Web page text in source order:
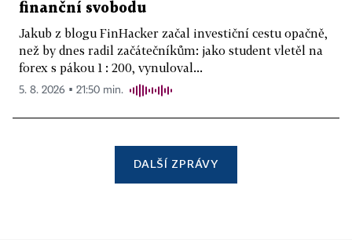
finanční svobodu
Jakub z blogu FinHacker začal investiční cestu opačně,
než by dnes radil začátečníkům: jako student vletěl na
forex s pákou 1 : 200, vynuloval...
5. 8. 2026 ▪ 21:50 min.
DALŠÍ ZPRÁVY